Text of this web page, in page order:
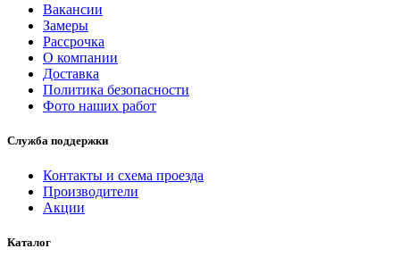
Вакансии
Замеры
Рассрочка
О компании
Доставка
Политика безопасности
Фото наших работ
Служба поддержки
Контакты и схема проезда
Производители
Акции
Каталог